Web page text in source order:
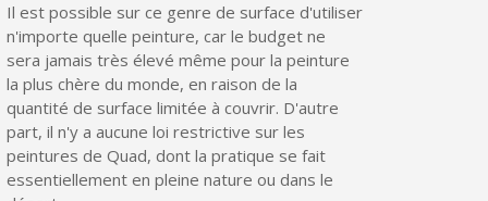
Il est possible sur ce genre de surface d'utiliser
n'importe quelle peinture, car le budget ne
sera jamais très élevé même pour la peinture
la plus chère du monde, en raison de la
quantité de surface limitée à couvrir. D'autre
part, il n'y a aucune loi restrictive sur les
peintures de Quad, dont la pratique se fait
essentiellement en pleine nature ou dans le